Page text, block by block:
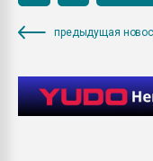
предыдущая